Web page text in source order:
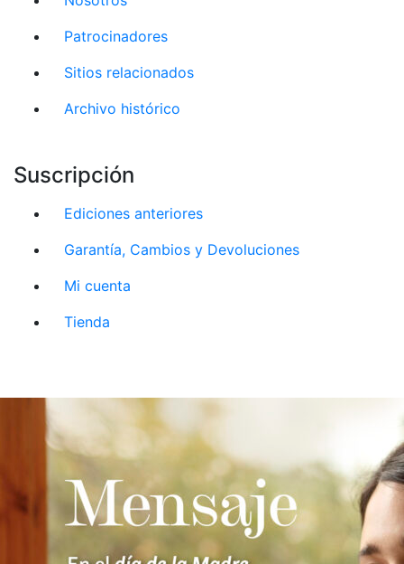
Patrocinadores
Sitios relacionados
Archivo histórico
Suscripción
Ediciones anteriores
Garantía, Cambios y Devoluciones
Mi cuenta
Tienda